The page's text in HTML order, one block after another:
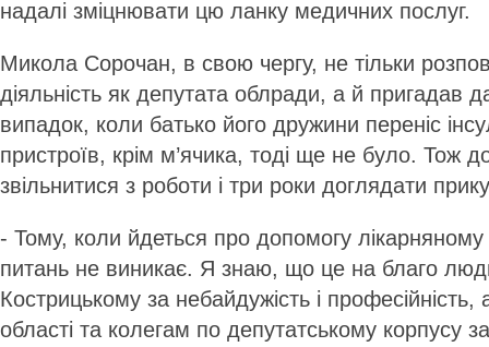
надалі зміцнювати цю ланку медичних послуг.
Микола Сорочан, в свою чергу, не тільки
діяльність як депутата облради, а й пригадав
випадок, коли батько його дружини переніс
пристроїв, крім м’ячика, тоді ще не було. Тож
звільнитися з роботи і три роки доглядати
- Тому, коли йдеться про допомогу
питань не виникає. Я знаю, що це на благо
Кострицькому за небайдужість і професійність,
області та колегам по депутатському корпусу